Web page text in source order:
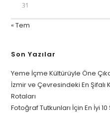
31
« Tem
Son Yazılar
Yeme İçme Kültürüyle Öne
İzmir ve Çevresindeki En Şifalı
Rotaları
Fotoğraf Tutkunları İçin En İyi